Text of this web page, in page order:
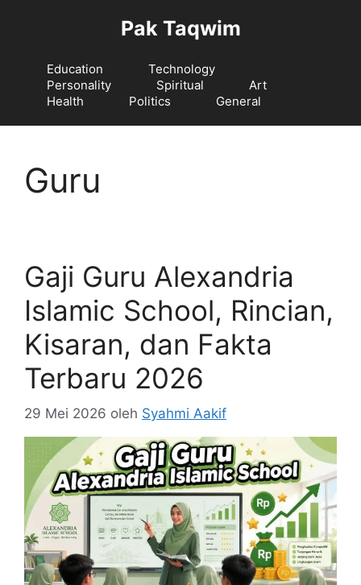
Pak Taqwim
Education
Technology
Personality
Spiritual
Art
Health
Politics General
Guru
Gaji Guru Alexandria
Islamic School, Rincian,
Kisaran, dan Fakta
Terbaru 2026
29 Mei 2026 oleh Syahmi Aakif